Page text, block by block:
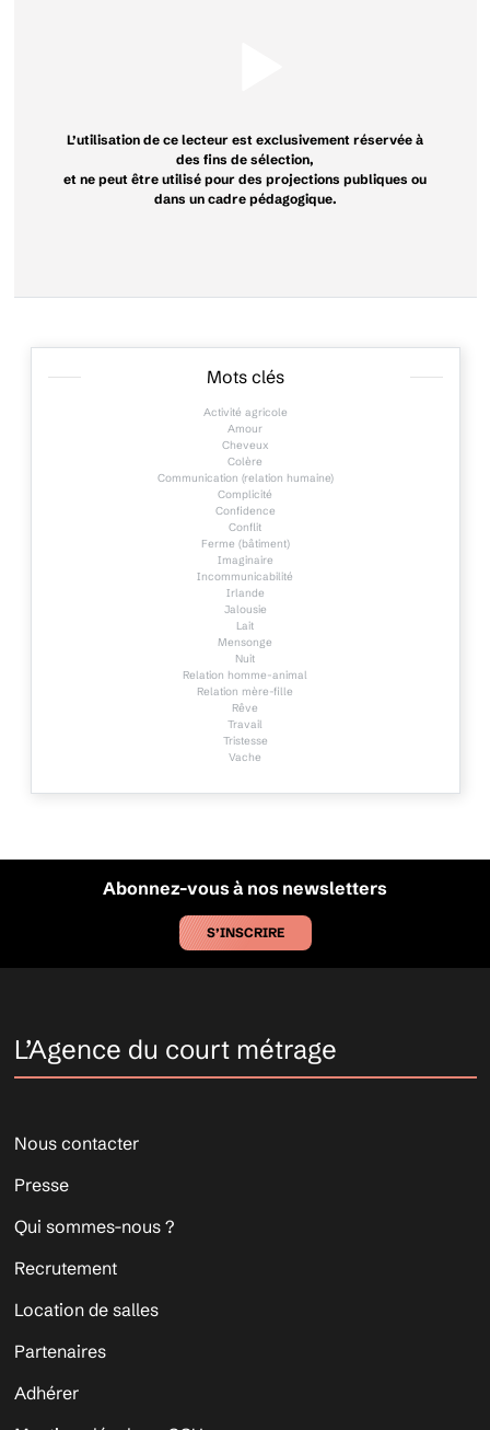
L’utilisation de ce lecteur est exclusivement réservée à
des fins de sélection,
et ne peut être utilisé pour des projections publiques ou
dans un cadre pédagogique.
Mots clés
Activité agricole
Amour
Cheveux
Colère
Communication (relation humaine)
Complicité
Confidence
Conflit
Ferme (bâtiment)
Imaginaire
Incommunicabilité
Irlande
Jalousie
Lait
Mensonge
Nuit
Relation homme-animal
Relation mère-fille
Rêve
Travail
Tristesse
Vache
Abonnez-vous à nos newsletters
S’INSCRIRE
L’Agence du court métrage
Nous contacter
Presse
Qui sommes-nous ?
Recrutement
Location de salles
Partenaires
Adhérer